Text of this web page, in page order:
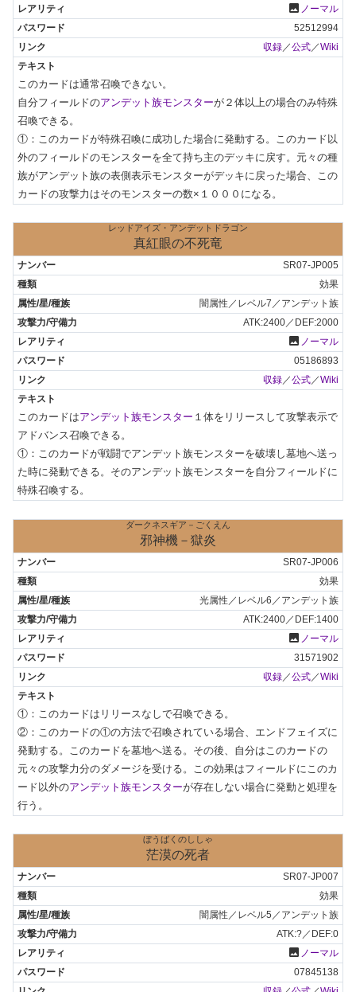
photo ノーマル
52512994
収録／公式／Wiki
このカードは通常召喚できない。
自分フィールドのアンデット族モンスターが２体以上の場合のみ特殊
召喚できる。
①：このカードが特殊召喚に成功した場合に発動する。このカード以
外のフィールドのモンスターを全て持ち主のデッキに戻す。元々の種
族がアンデット族の表側表示モンスターがデッキに戻った場合、この
カードの攻撃力はそのモンスターの数×１０００になる。
レッドアイズ・アンデットドラゴン
真紅眼の不死竜
SR07-JP005
効果
闇属性／レベル7／アンデット族
ATK:2400／DEF:2000
photo ノーマル
05186893
収録／公式／Wiki
このカードはアンデット族モンスター １体をリリースして攻撃表示で
アドバンス召喚できる。
①：このカードが戦闘でアンデット族モンスターを破壊し墓地へ送っ
た時に発動できる。そのアンデット族モンスターを自分フィールドに
特殊召喚する。
ダークネスギア－ごくえん
邪神機－獄炎
SR07-JP006
効果
光属性／レベル6／アンデット族
ATK:2400／DEF:1400
photo ノーマル
31571902
収録 ／公式 ／Wiki
①：このカードはリリースなしで召喚できる。
②：このカードの①の方法で召喚されている場合、エンドフェイズに
発動する。このカードを墓地へ送る。その後、自分はこのカードの
元々の攻撃力分のダメージを受ける。この効果はフィールドにこのカ
ード以外のアンデット族モンスターが存在しない場合に発動と処理を
行う。
ぼうばくのししゃ
茫漠の死者
SR07-JP007
効果
闇属性／レベル5／アンデット族
ATK:?／DEF:0
photo ノーマル
07845138